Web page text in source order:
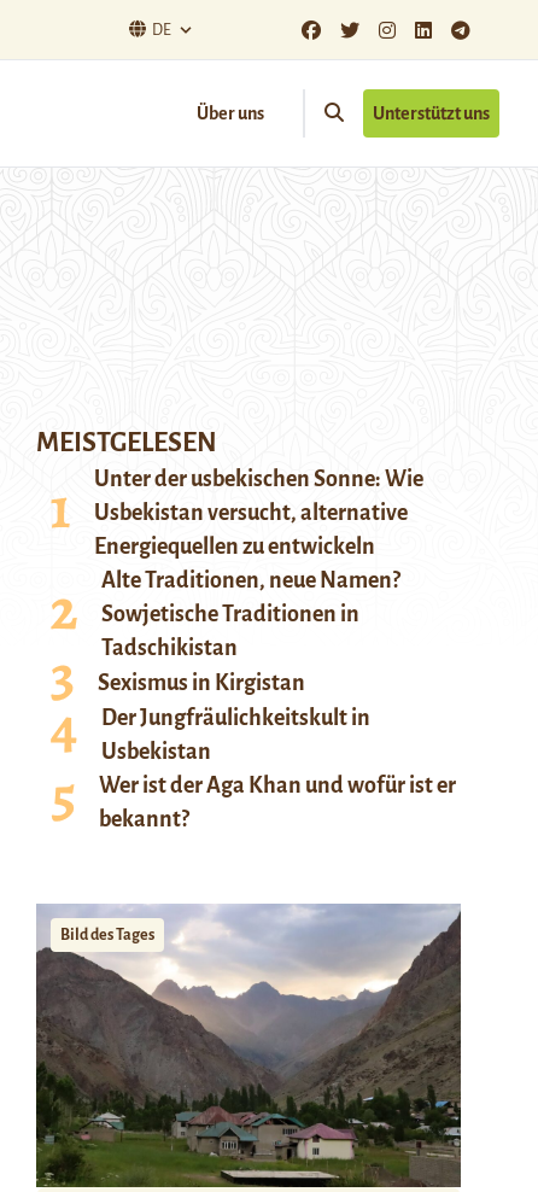
DE
Über uns Unterstützt uns
MEISTGELESEN
Unter der usbekischen Sonne: Wie
Usbekistan versucht, alternative
Energiequellen zu entwickeln
Alte Traditionen, neue Namen?
Sowjetische Traditionen in
Tadschikistan
Sexismus in Kirgistan
Der Jungfräulichkeitskult in
Usbekistan
Wer ist der Aga Khan und wofür ist er
bekannt?
Bild des Tages